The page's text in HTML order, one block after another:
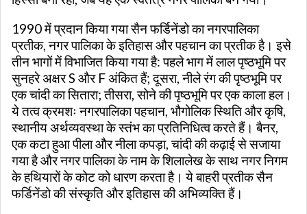
1990 में प्रदान किया गया सैन फर्डिनेंडो का नगरपालिका
प्रतीक, नगर पालिका के इतिहास और पहचान का प्रतीक है। इसे
तीन भागों में विभाजित किया गया है: पहले भाग में लाल पृष्ठभूमि पर
सुनहरे अक्षर S और F अंकित हैं; दूसरा, नीले रंग की पृष्ठभूमि पर
एक चांदी का सितारा; तीसरा, सोने की पृष्ठभूमि पर एक काला हल।
ये तत्व क्रमशः नगरपालिका पहचान, भौगोलिक स्थिति और कृषि,
स्थानीय अर्थव्यवस्था के स्तंभ का प्रतिनिधित्व करते हैं। बैनर,
एक कटा हुआ पीला और नीला कपड़ा, चांदी की कढ़ाई से सजाया
गया है और नगर पालिका के नाम के शिलालेख के साथ नगर निगम
के हथियारों के कोट को धारण करता है। ये बाहरी प्रतीक सैन
फर्डिनेंडो की संस्कृति और इतिहास की अभिव्यक्ति हैं।